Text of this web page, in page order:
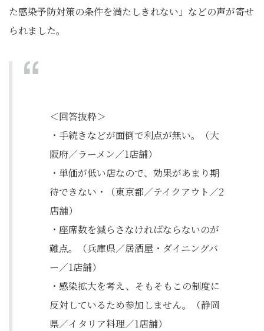
た感染予防対策の条件を満たしきれない」などの声が寄せ
られました。
＜回答抜粋＞
・手続きなどが面倒で利点が無い。（大
阪府／ラーメン／1店舗）
・単価が低い店なので、効果があまり期
待できない・（東京都／テイクアウト／2
店舗）
・座席数を減らさなければならないのが
難点。（兵庫県／居酒屋・ダイニングバ
ー／1店舗）
・感染拡大を考え、そもそもこの制度に
反対しているため参加しません。（静岡
県／イタリア料理／1店舗）